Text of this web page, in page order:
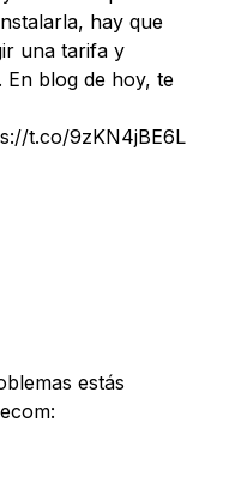
hay que
una tarifa y
blog de hoy, te
t.co/9zKN4jBE6L
estás